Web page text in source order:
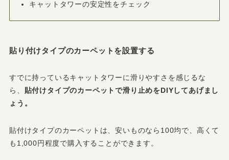
キャットタワーの安定性をチェック
貼り付けタイプのカーペットを設置する
すでに持っているキャットタワーに滑りやすさを感じるな
ら、 貼付けタイプのカーペットで滑り止めをDIYしてあげまし
ょう。
貼付けタイプのカーペットは、安いものなら100均で、高くて
も1,000円程度で購入することができます。